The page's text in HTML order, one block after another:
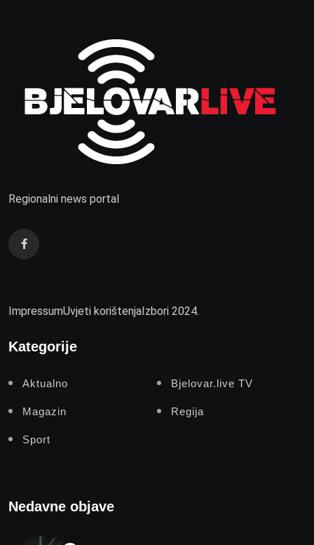
Regionalni news portal
ImpressumUvjeti korištenjaIzbori 2024.
Kategorije
Aktualno Bjelovar.live TV
Magazin Regija
Sport
Nedavne objave